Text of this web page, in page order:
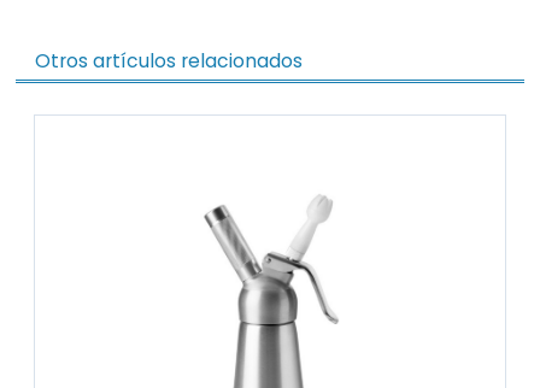
Otros artículos relacionados